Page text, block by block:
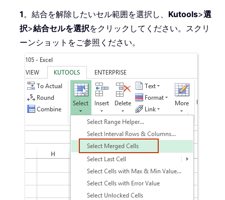
1。結合を解除したいセル範囲を選択し、 Kutools>選
択>結合セルを選択をクリックしてください。スクリ
ーンショットをご参照ください。